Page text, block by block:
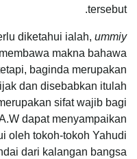
tersebut.
diketahui ialah, ummiy
makna bahawa
baginda merupakan
dan disebabkan itulah
sifat wajib bagi
dapat menyampaikan
oleh tokoh-tokoh Yahudi
dari kalangan bangsa